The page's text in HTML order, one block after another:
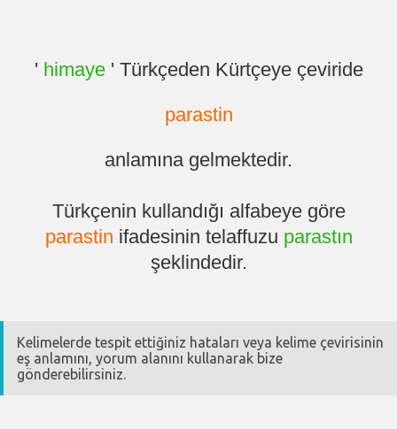
' himaye' Türkçeden Kürtçeye çeviride
parastin
anlamına gelmektedir.
Türkçenin kullandığı alfabeye göre
parastin ifadesinin telaffuzu parastın
şeklindedir.
Kelimelerde tespit ettiğiniz hataları veya kelime çevirisinin
eş anlamını, yorum alanını kullanarak bize
gönderebilirsiniz.